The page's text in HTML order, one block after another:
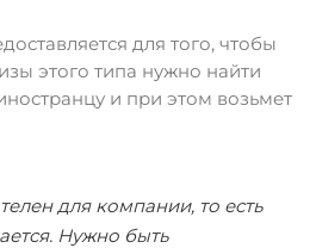
для того, чтобы
этого типа нужно найти
и при этом возьмет
для компании, то есть
Нужно быть